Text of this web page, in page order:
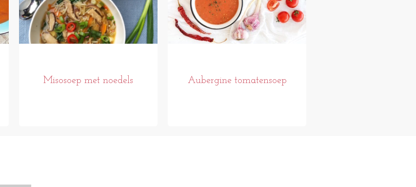
Misosoep met noedels Aubergine tomatensoep